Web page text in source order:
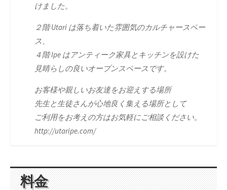
けました。
２階 Utari は落ち着いた雰囲気のカルチャースペー
ス、
４階 Ipe はアンティーク家具とキッチンを設けた
見晴らしの良いオープンスペースです。
お客様や親しいお友達をお迎えする場所
先生と生徒さんが心地良く集える場所として
ご利用をお考えの方はお気軽にご相談ください。
http://utaripe.com/
料金